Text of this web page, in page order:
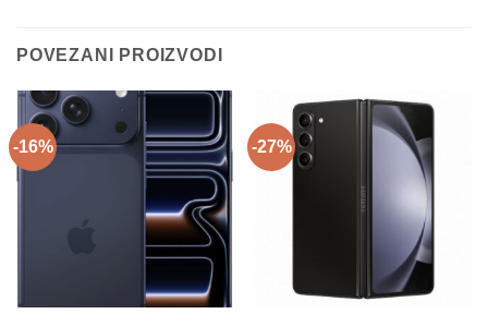
POVEZANI PROIZVODI
-16% -27%